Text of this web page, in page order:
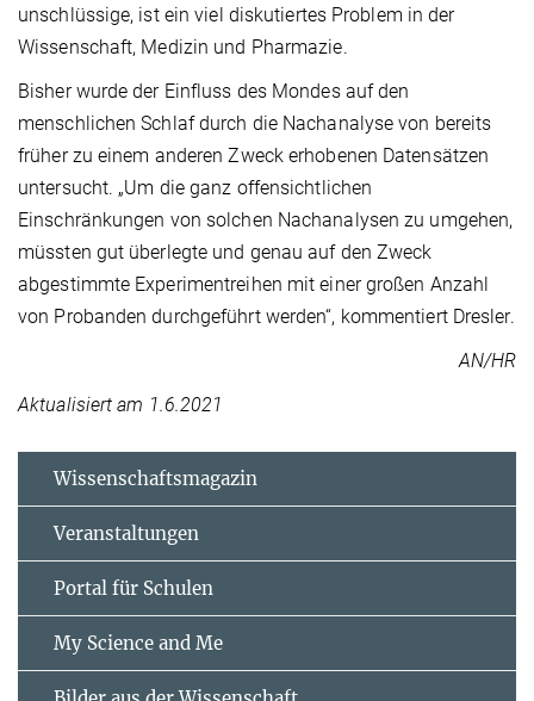
unschlüssige, ist ein viel diskutiertes Problem in der
Wissenschaft, Medizin und Pharmazie.
Bisher wurde der Einfluss des Mondes auf den
menschlichen Schlaf durch die Nachanalyse von bereits
früher zu einem anderen Zweck erhobenen Datensätzen
untersucht. „Um die ganz offensichtlichen
Einschränkungen von solchen Nachanalysen zu umgehen,
müssten gut überlegte und genau auf den Zweck
abgestimmte Experimentreihen mit einer großen Anzahl
von Probanden durchgeführt werden“, kommentiert Dresler.
AN/HR
Aktualisiert am 1.6.2021
Wissenschaftsmagazin
Veranstaltungen
Portal für Schulen
My Science and Me